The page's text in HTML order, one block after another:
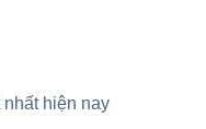
hiện nay